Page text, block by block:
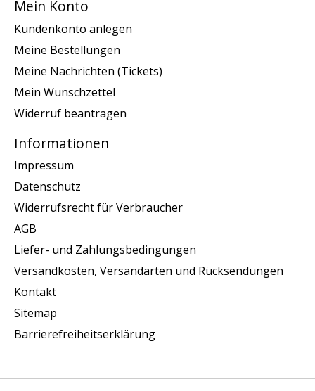
Mein Konto
Kundenkonto anlegen
Meine Bestellungen
Meine Nachrichten (Tickets)
Mein Wunschzettel
Widerruf beantragen
Informationen
Impressum
Datenschutz
Widerrufsrecht für Verbraucher
AGB
Liefer- und Zahlungsbedingungen
Versandkosten, Versandarten und Rücksendungen
Kontakt
Sitemap
Barrierefreiheitserklärung